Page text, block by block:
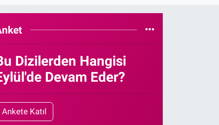
Dizilerden Hangisi
Devam Eder?
Ankete Katıl